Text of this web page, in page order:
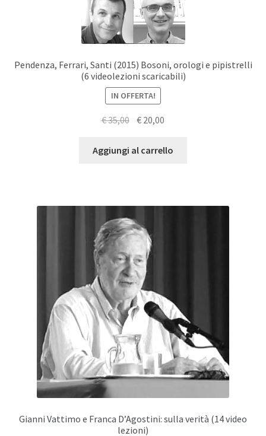
Pendenza, Ferrari, Santi (2015) Bosoni, orologi e pipistrelli
(6 videolezioni scaricabili)
IN OFFERTA!
€35,00
originale
€ 20,00
attuale
Aggiungi al carrello
Gianni Vattimo e Franca D’Agostini: sulla verità (14 video
lezioni)